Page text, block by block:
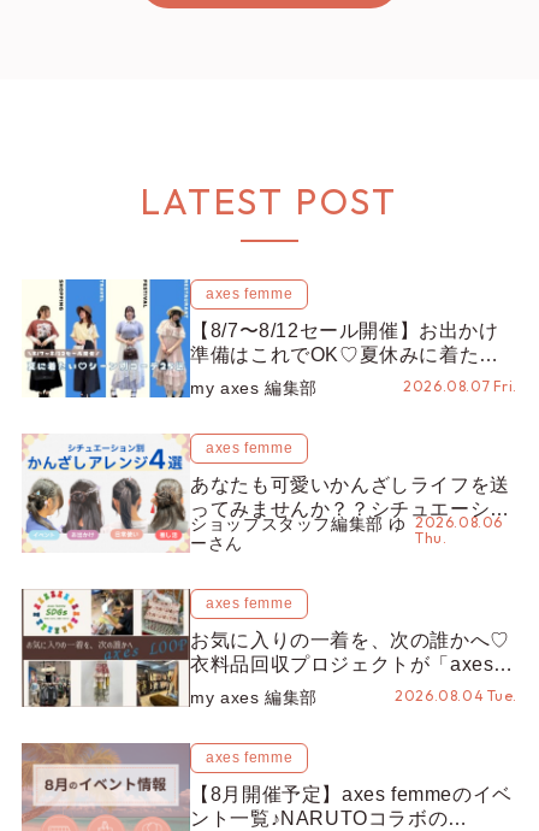
LATEST POST
axes femme
【8/7〜8/12セール開催】お出かけ
準備はこれでOK♡夏休みに着たい
コーデ25選をシーン別に徹底解説！
my axes 編集部 2026.08.07 Fri.
axes femme
あなたも可愛いかんざしライフを送
ってみませんか？？シチュエーショ
ン別“かんざし”のオススメ【ショッ
プスタッフ編集部】
ショップスタッフ編集部 ゆ
ーさん
2026.08.06
Thu.
axes femme
お気に入りの一着を、次の誰かへ♡
衣料品回収プロジェクトが「axes
LOOP」にアップデート！活用する
とポイントが手に入る◎
my axes 編集部 2026.08.04 Tue.
axes femme
【8月開催予定】axes femmeのイベ
ント一覧♪NARUTOコラボの